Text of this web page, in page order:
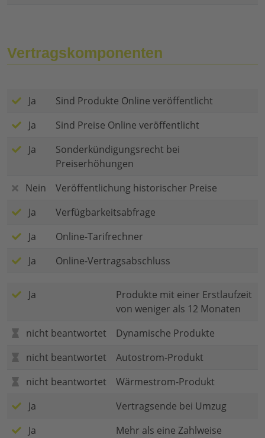
Vertragskomponenten
Ja
Sind Produkte Online veröffentlicht
Ja
Sind Preise Online veröffentlicht
Ja
Sonderkündigungsrecht bei
Preiserhöhungen
Nein
Veröffentlichung historischer Preise
Ja
Verfügbarkeitsabfrage
Ja
Online-Tarifrechner
Ja
Online-Vertragsabschluss
Ja
Produkte mit einer Erstlaufzeit
von weniger als 12 Monaten
nicht beantwortet
Dynamische Produkte
nicht beantwortet
Autostrom-Produkt
nicht beantwortet
Wärmestrom-Produkt
Ja
Vertragsende bei Umzug
Ja
Mehr als eine Zahlweise